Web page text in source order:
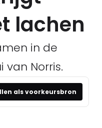
lachen
in de
Norris.
als voorkeursbron